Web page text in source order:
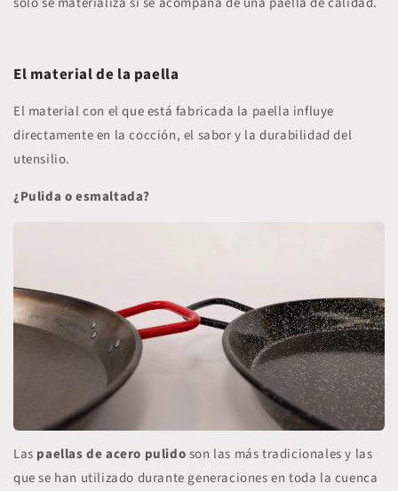
El material de la paella
El material con el que está fabricada la paella influye
directamente en la cocción, el sabor y la durabilidad del
utensilio.
¿Pulida o esmaltada?
Las paellas de acero pulidoson las más tradicionales y las
que se han utilizado durante generaciones en toda la cuenca